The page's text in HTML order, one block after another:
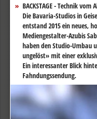
BACKSTAGE - Technik vom
Die Bavaria-Studios in
entstand 2015 ein neues,
Mediengestalter-Azubis
haben den Studio-Umbau
ungelöst» mit einer
Ein interessanter Blick
Fahndungssendung.
Video-
Player